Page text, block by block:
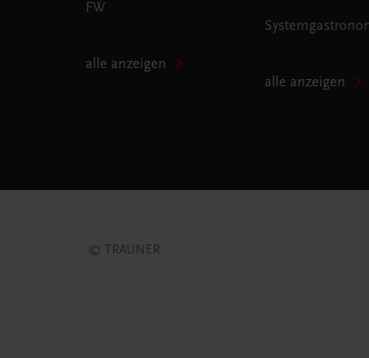
FW
alle anzeigen
alle anzeigen
© TRAUNER